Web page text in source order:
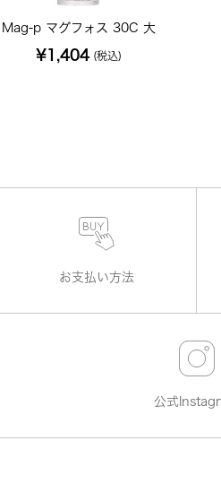
Mag-p マグフォス 30C 大
¥1,404 (税込)
お支払い方法
公式